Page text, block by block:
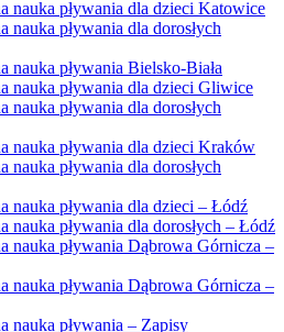
nauka pływania dla dzieci Katowice
nauka pływania dla dorosłych
nauka pływania Bielsko-Biała
nauka pływania dla dzieci Gliwice
nauka pływania dla dorosłych
nauka pływania dla dzieci Kraków
nauka pływania dla dorosłych
nauka pływania dla dzieci – Łódź
nauka pływania dla dorosłych – Łódź
nauka pływania Dąbrowa Górnicza –
nauka pływania Dąbrowa Górnicza –
nauka pływania – Zapisy